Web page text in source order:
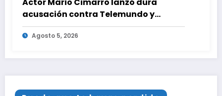
acusación contra Telemundo y
advirtió que lo que hacen en su contra
es ilegal en EEUU
Agosto 5, 2026